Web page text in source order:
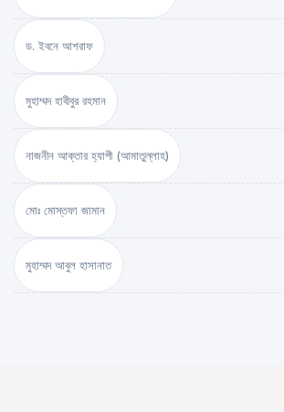
ড. ইবনে আশরাফ
মুহাম্মদ হাবীবুর রহমান
নাজনীন আক্তার হ্যাপী (আমাতুল্লাহ)
মোঃ মোস্তফা জামান
মুহাম্মদ আবুল হাসানাত